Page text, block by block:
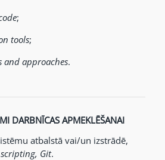
;
tools;
and approaches.
DARBNĪCAS APMEKLĒŠANAI
atbalstā vai/un izstrādē,
Git.